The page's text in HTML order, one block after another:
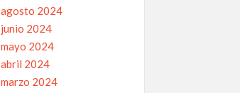
agosto 2024
junio 2024
mayo 2024
abril 2024
marzo 2024